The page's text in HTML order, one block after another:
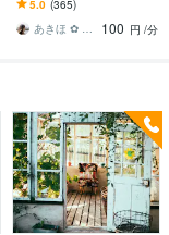
時のいい気分のまま⭐︎お話
しましょう
5.0 (365)
あきほ ✿ 元気を届ける関西女子✨
100 円 /分